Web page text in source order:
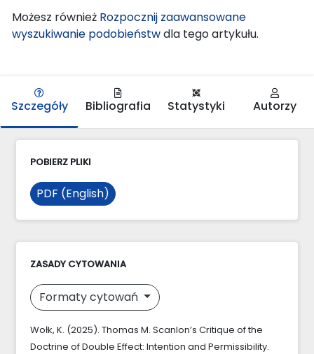
Możesz również Rozpocznij zaawansowane
wyszukiwanie podobieństwdla tego artykułu.
Szczegóły Bibliografia Statystyki Autorzy
POBIERZ PLIKI
PDF (English)
ZASADY CYTOWANIA
Formaty cytowań
Wołk, K. (2025). Thomas M. Scanlon’s Critique of the
Doctrine of Double Effect: Intention and Permissibility.